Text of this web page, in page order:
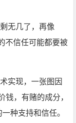
无几了，再像
不信任可能都要被
实现，一张图因
钱，有赌的成分，
种支持和信任。